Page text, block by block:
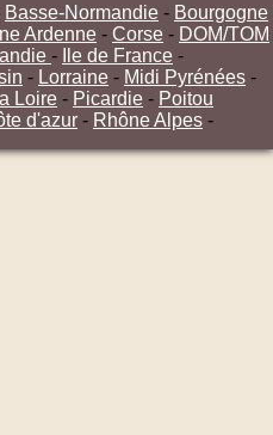
Basse-Normandie - Bourgogne
Ardenne - Corse - DOM/TOM
- Ile de France -
- Lorraine - Midi Pyrénées -
Loire - Picardie - Poitou
d'azur - Rhône Alpes -